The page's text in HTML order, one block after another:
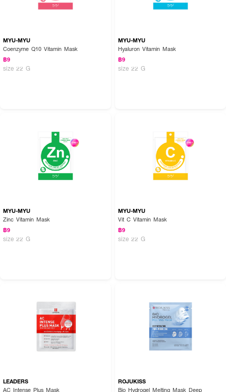
MYU-MYU
Coenzyme Q10 Vitamin Mask
฿9
size 22 G
MYU-MYU
Hyaluron Vitamin Mask
฿9
size 22 G
MYU-MYU
Zinc Vitamin Mask
฿9
size 22 G
MYU-MYU
Vit C Vitamin Mask
฿9
size 22 G
LEADERS
AC Intense Plus Mask
ROJUKISS
Bio Hydrogel Melting Mask Deep